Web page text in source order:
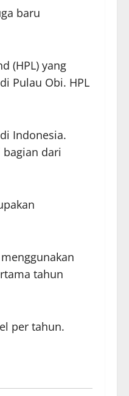
baru
(HPL) yang
Pulau Obi. HPL
Indonesia.
dari
tahun
per tahun.